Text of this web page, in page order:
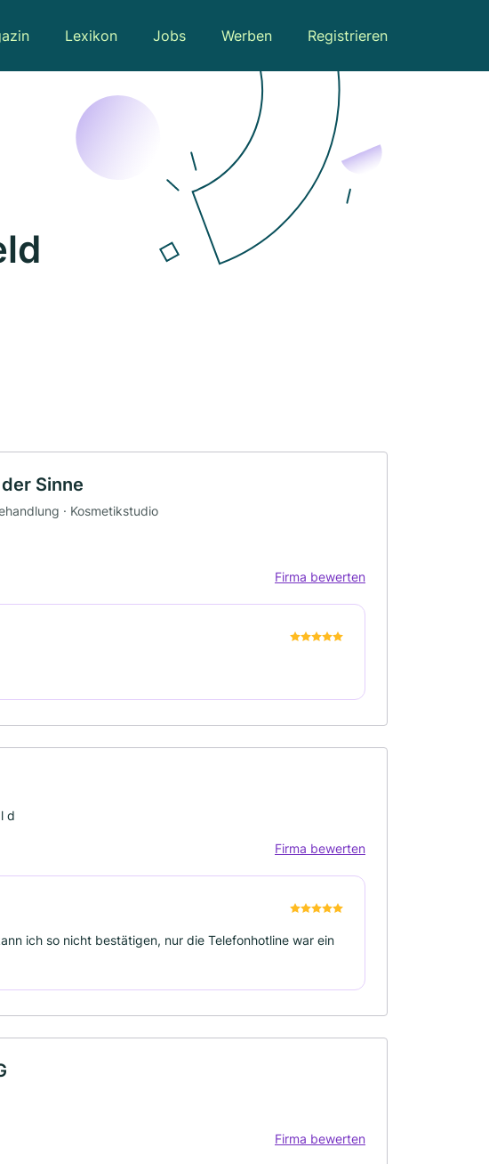
Lexikon Jobs Werben Registrieren
Sinne
· Kosmetikstudio
Firma bewerten
d
Firma bewerten
ich so nicht bestätigen, nur die Telefonhotline war ein
Firma bewerten